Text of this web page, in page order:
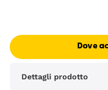
Dove
Dettagli prodotto